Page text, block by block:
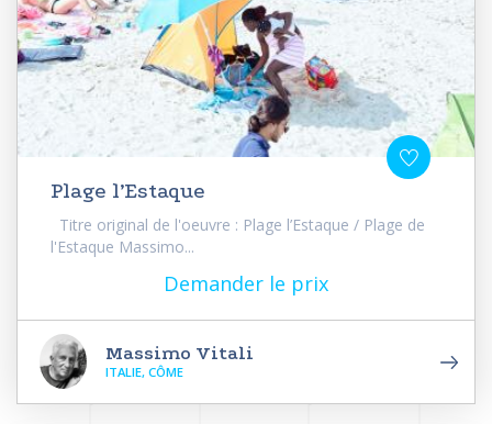
Plage l’Estaque
Titre original de l'oeuvre : Plage l’Estaque / Plage de
l'Estaque Massimo...
Demander le prix
Massimo Vitali
ITALIE, CÔME